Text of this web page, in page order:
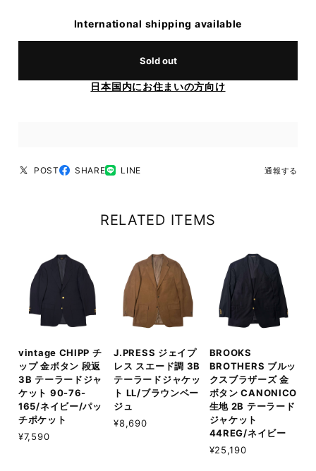
International shipping available
Sold out
日本国内にお住まいの方向け
POST SHARE LINE 通報する
RELATED ITEMS
vintage CHIPP チ
ップ 金ボタン 段返
3B テーラードジャ
ケット 90-76-
165/ネイビー/パッ
チポケット
¥7,590
J.PRESS ジェイプ
レス スエード調 3B
テーラードジャケッ
ト LL/ブラウンベー
ジュ
¥8,690
BROOKS
BROTHERS ブルッ
クスブラザーズ 金
ボタン CANONICO
生地 2B テーラード
ジャケット
44REG/ネイビー
¥25,190